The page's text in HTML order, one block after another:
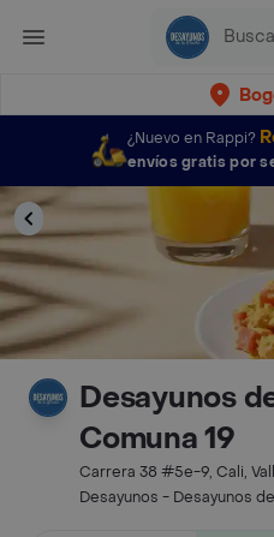
¿Nuevo en Rappi?
envíos gratis por
Desayunos
Comuna 19
Carrera 38 #5e-9, Cali,
Desayunos - Desayunos